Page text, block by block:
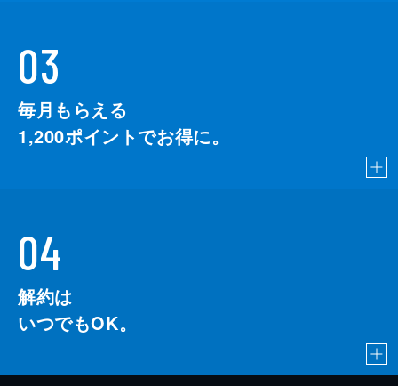
03
毎月もらえる
1,200ポイントでお得に。
04
解約は
いつでもOK。